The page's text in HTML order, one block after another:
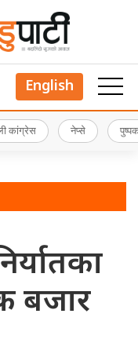
English
कांग्रेस नेप्से
बजार